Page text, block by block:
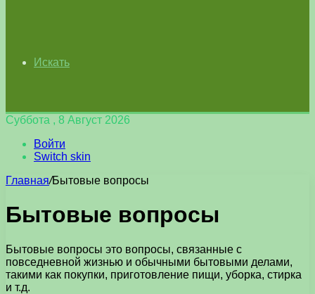
Искать
Суббота , 8 Август 2026
Войти
Switch skin
Главная/Бытовые вопросы
Бытовые вопросы
Бытовые вопросы это вопросы, связанные с
повседневной жизнью и обычными бытовыми делами,
такими как покупки, приготовление пищи, уборка, стирка
и т.д.